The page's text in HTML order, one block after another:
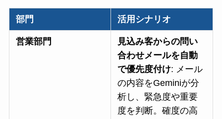
部門 活用シナリオ
営業部門
見込み客からの問い
合わせメールを自動
で優先度付け: メール
の内容をGeminiが分
析し、緊急度や重要
度を判断。確度の高